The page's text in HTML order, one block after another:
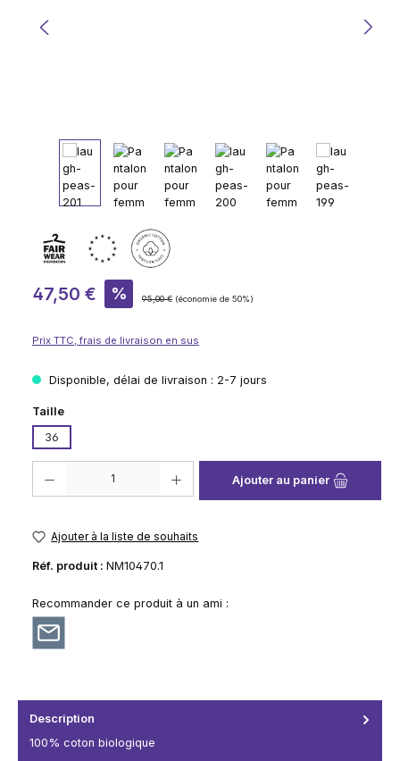
Prix de vente :
47,50 € % Prix régulier :
95,00 € (économie de 50%)
Prix TTC, frais de livraison en sus
Disponible, délai de livraison : 2-7 jours
Sélectionnez
Taille
36
Ajouter au panier
Ajouter à la liste de souhaits
Réf. produit : NM10470.1
Recommander ce produit à un ami :
Description
100% coton biologique